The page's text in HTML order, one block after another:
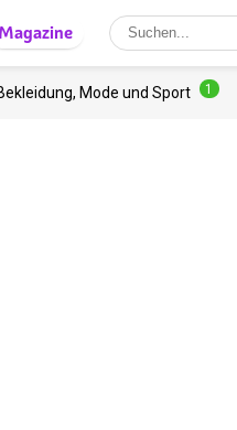
Magazine
Mode und Sport 1